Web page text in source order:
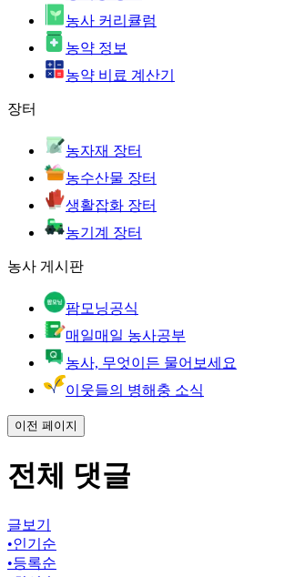
농사 커리큘럼
농약 정보
농약 비료 계산기
장터
농자재 장터
농수산물 장터
생활잡화 장터
농기계 장터
농사 게시판
팜모닝공식
매일매일 농사공부
농사, 무엇이든 물어보세요
이웃들의 병해충 소식
이전 페이지
전체 댓글
글보기
•인기순
•등록순